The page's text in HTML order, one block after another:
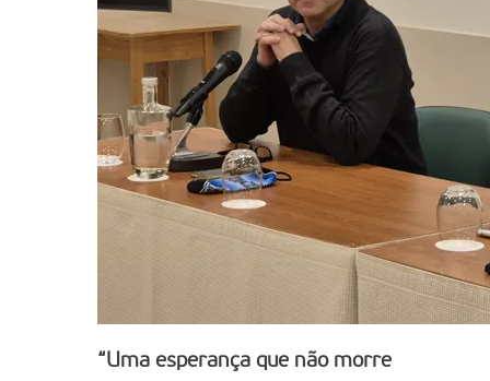
“Uma esperança que não morre